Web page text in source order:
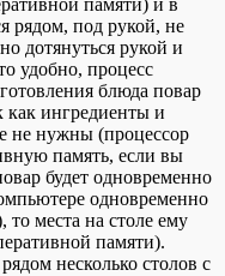
рядом, под рукой, не
дотянуться рукой и
удобно, процесс
блюда повар
как ингредиенты и
не нужны (процессор
память, если вы
будет одновременно
одновременно
то места на столе ему
памяти).
несколько столов с